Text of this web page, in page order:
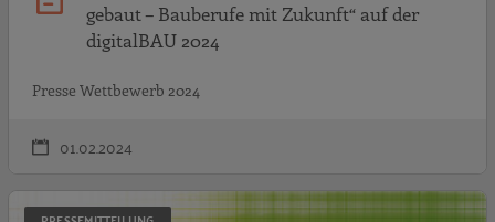
gebaut – Bauberufe mit Zukunft“ auf der
digitalBAU 2024
Presse Wettbewerb 2024
01.02.2024